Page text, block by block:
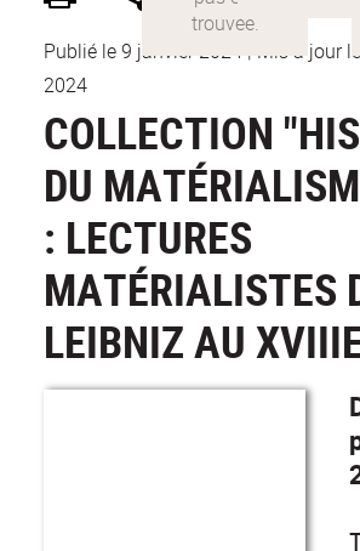
Publié le 9 janvier 2024 | Mis à jour
2024
COLLECTION
DU
: LECTURES
MATÉRIALISTES
LEIBNIZ AU